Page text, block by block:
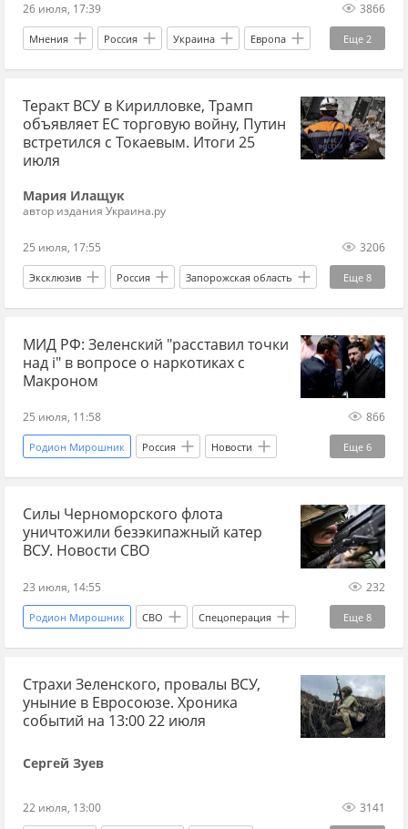
26 июля, 17:39 3866
Еще 2
Мнения Россия Украина Европа
Вооруженные силы Украины СВО
Теракт ВСУ в Кирилловке, Трамп
объявляет ЕС торговую войну, Путин
встретился с Токаевым. Итоги 25
июля
Мария Илащук
автор издания Украина.ру
25 июля, 17:55 3206
Еще 8
Эксклюзив Россия Запорожская область
Дональд Трамп Владимир Путин
Касым-Жомарт Токаев Старобельск
Украина.ру Вооруженные силы Украины
МИД РФ: Зеленский "расставил точки
над i" в вопросе о наркотиках с
Макроном
25 июля, 11:58 866
Еще 6
Родион Мирошник Россия Новости
Франция Словакия Владимир Зеленский
Эммануэль Макрон Украина.ру
Мир без границ
Силы Черноморского флота
уничтожили безэкипажный катер
ВСУ. Новости СВО
23 июля, 14:55 232
Еще 8
Родион Мирошник СВО Спецоперация
Россия Белгород Сергей Лавров
Белгородская область Марко Рубио
Черноморский флот Украина.ру
Страхи Зеленского, провалы ВСУ,
уныние в Евросоюзе. Хроника
событий на 13:00 22 июля
Сергей Зуев
22 июля, 13:00 3141